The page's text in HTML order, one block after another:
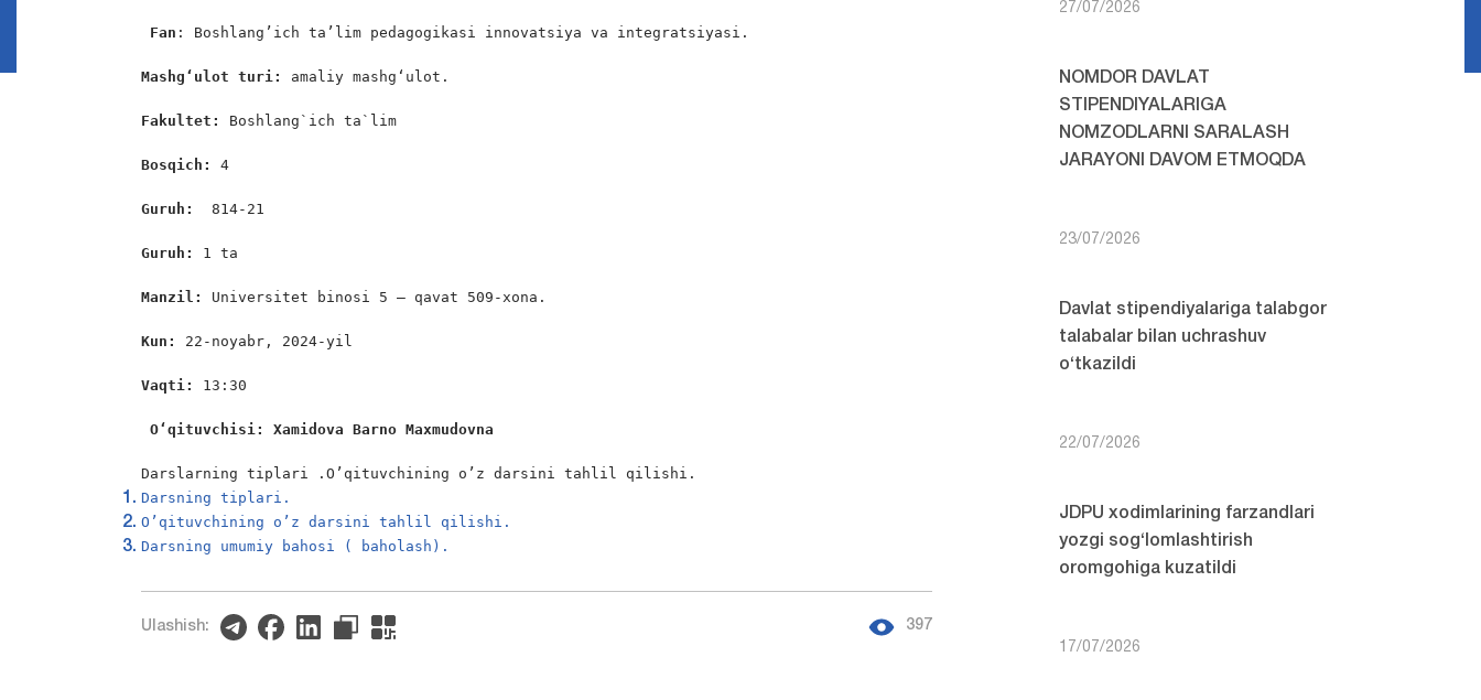
Fan : Boshlang’ich ta’lim pedagogikasi innovatsiya va integratsiyasi.
Mashg‘ulot turi: amaliy mashg‘ulot.
Fakultet: Boshlang`ich ta`lim
Bosqich: 4
Guruh: 814-21
Guruh: 1 ta
Manzil: Universitet binosi 5 – qavat 509-xona.
Kun: 22-noyabr, 2024-yil
Vaqti: 13:30
O‘qituvchisi: Xamidova Barno Maxmudovna
Darslarning tiplari .O’qituvchining o’z darsini tahlil qilishi.
Darsning tiplari.
O’qituvchining o’z darsini tahlil qilishi.
Darsning umumiy bahosi ( baholash).
Ulashish: 397
27/07/2026
NOMDOR DAVLAT
STIPENDIYALARIGA
NOMZODLARNI SARALASH
JARAYONI DAVOM ETMOQDA
23/07/2026
Davlat stipendiyalariga talabgor
talabalar bilan uchrashuv
o‘tkazildi
22/07/2026
JDPU xodimlarining farzandlari
yozgi sog‘lomlashtirish
oromgohiga kuzatildi
17/07/2026